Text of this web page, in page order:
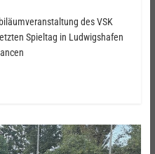
des VSK
Spieltag in Ludwigshafen